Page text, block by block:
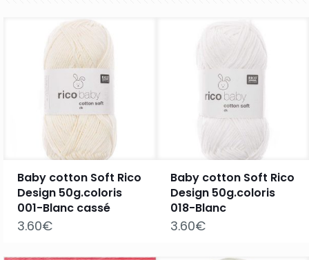
Baby cotton Soft Rico
Design 50g.coloris
001-Blanc cassé
3.60€
Baby cotton Soft Rico
Design 50g.coloris
018-Blanc
3.60€